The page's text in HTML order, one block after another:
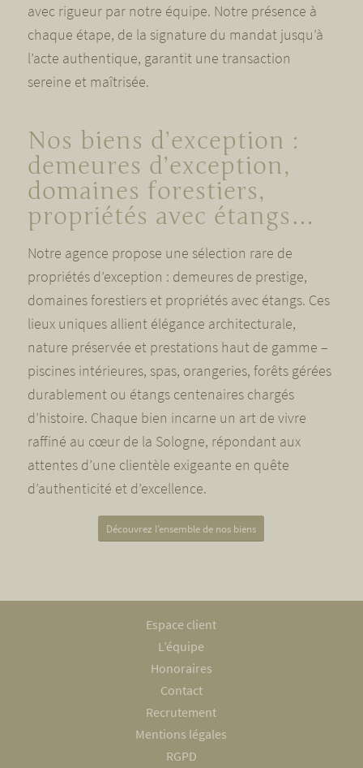
avec rigueur par notre équipe. Notre présence à
chaque étape, de la signature du mandat jusqu’à
l’acte authentique, garantit une transaction
sereine et maîtrisée.
Nos biens d’exception :
demeures d’exception,
domaines forestiers,
propriétés avec étangs…
Notre agence propose une sélection rare de
propriétés d’exception : demeures de prestige,
domaines forestiers et propriétés avec étangs. Ces
lieux uniques allient élégance architecturale,
nature préservée et prestations haut de gamme –
piscines intérieures, spas, orangeries, forêts gérées
durablement ou étangs centenaires chargés
d’histoire. Chaque bien incarne un art de vivre
raffiné au cœur de la Sologne, répondant aux
attentes d’une clientèle exigeante en quête
d’authenticité et d’excellence.
Découvrez l’ensemble de nos biens
Espace client
L’équipe
Honoraires
Contact
Recrutement
Mentions légales
RGPD